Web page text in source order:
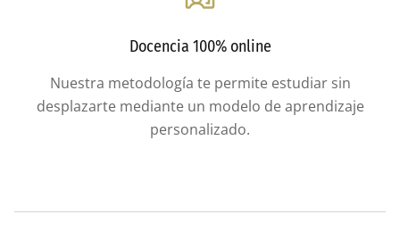
Docencia 100% online
Nuestra metodología te permite estudiar sin
desplazarte mediante un modelo de aprendizaje
personalizado.